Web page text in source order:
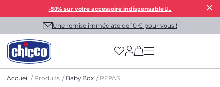
-50% sur votre accessoire indispensable 👯‍♀️
Une remise immédiate de 10 € pour vous !
(has more options
Accueil Produits Baby Box REPAS